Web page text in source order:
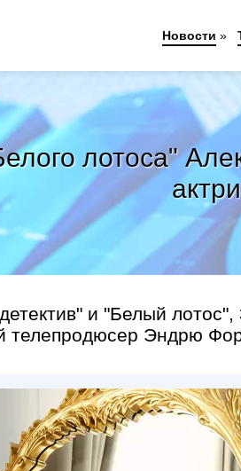
лотоса"
и "Белый лотос",
телепродюсер Эндрю
Новости »